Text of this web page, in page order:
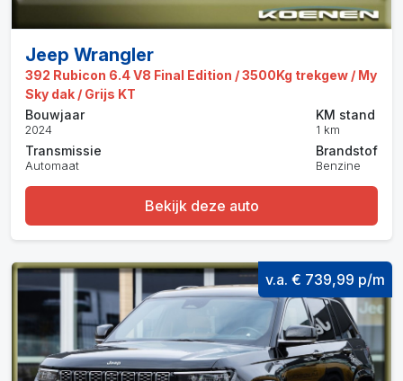
Jeep Wrangler
392 Rubicon 6.4 V8 Final Edition / 3500Kg trekgew / My
Sky dak / Grijs KT
Bouwjaar
2024
Transmissie
Automaat
KM stand
1 km
Brandstof
Benzine
Bekijk deze auto
v.a. € 739,99 p/m